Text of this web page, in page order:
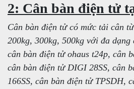
2: Cân bàn điện tử
Cân bàn điện tử có mức tải cân
200kg, 300kg, 500kg với đa
cân bàn điện tử ohaus t24p, cân
cân bàn điện tử DIGI 28SS, cân
166SS, cân bàn điện tử TPSDH,